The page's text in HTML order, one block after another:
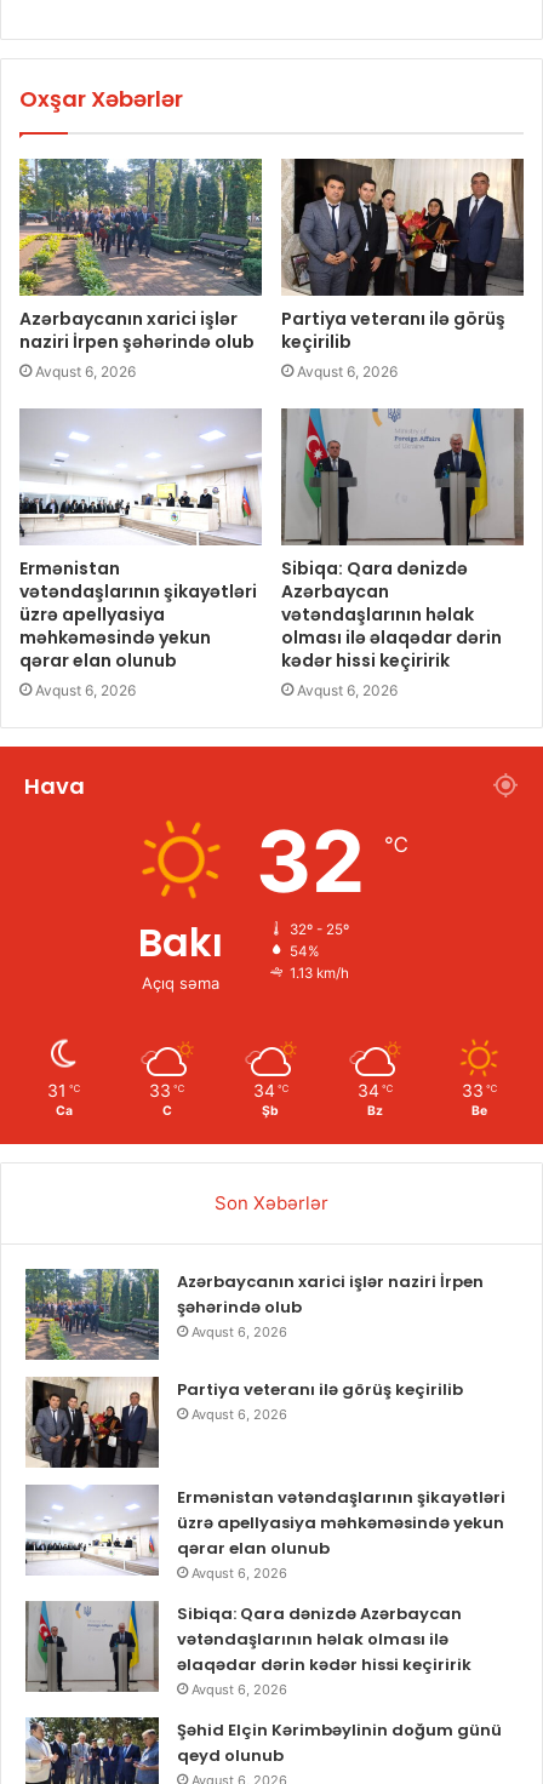
Oxşar Xəbərlər
Azərbaycanın xarici işlər
naziri İrpen şəhərində olub
Avqust 6, 2026
Partiya veteranı ilə görüş
keçirilib
Avqust 6, 2026
Ermənistan
vətəndaşlarının şikayətləri
üzrə apellyasiya
məhkəməsində yekun
qərar elan olunub
Avqust 6, 2026
Sibiqa: Qara dənizdə
Azərbaycan
vətəndaşlarının həlak
olması ilə əlaqədar dərin
kədər hissi keçiririk
Avqust 6, 2026
Hava
Bakı
Açıq səma
32 ℃
32º - 25º
54%
1.13 km/h
31 ℃
Ca
33 ℃
C
34 ℃
Şb
34 ℃
Bz
33 ℃
Be
Son Xəbərlər
Azərbaycanın xarici işlər naziri İrpen
şəhərində olub
Avqust 6, 2026
Partiya veteranı ilə görüş keçirilib
Avqust 6, 2026
Ermənistan vətəndaşlarının şikayətləri
üzrə apellyasiya məhkəməsində yekun
qərar elan olunub
Avqust 6, 2026
Sibiqa: Qara dənizdə Azərbaycan
vətəndaşlarının həlak olması ilə
əlaqədar dərin kədər hissi keçiririk
Avqust 6, 2026
Şəhid Elçin Kərimbəylinin doğum günü
qeyd olunub
Avqust 6, 2026